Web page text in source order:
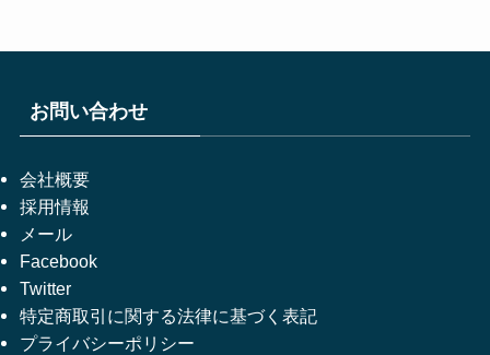
お問い合わせ
会社概要
採用情報
メール
Facebook
Twitter
特定商取引に関する法律に基づく表記
プライバシーポリシー